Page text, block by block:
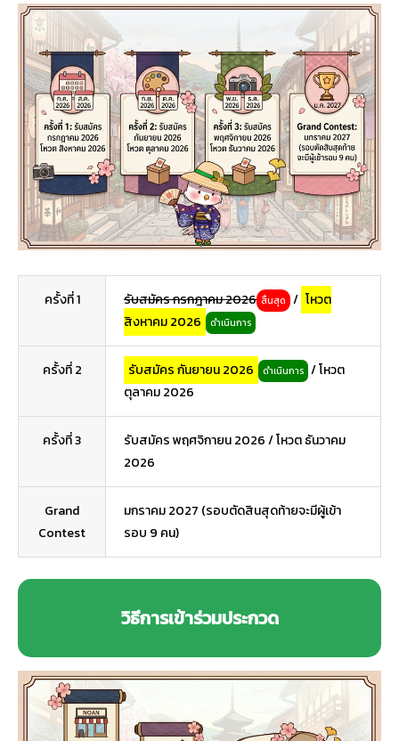
ครั้งที่ 1 รับสมัคร กรกฎาคม 2026 สิ้นสุด / โหวต
สิงหาคม 2026
ดำเนินการ
ครั้งที่ 2 รับสมัคร กันยายน 2026 ดำเนินการ / โหวต
ตุลาคม 2026
ครั้งที่ 3
รับสมัคร พฤศจิกายน 2026 / โหวต ธันวาคม
2026
Grand
Contest
มกราคม 2027 (รอบตัดสินสุดท้ายจะมีผู้เข้า
รอบ 9 คน)
วิธีการเข้าร่วมประกวด